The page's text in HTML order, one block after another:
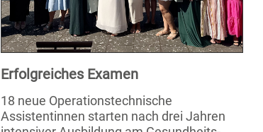
Erfolgreiches Examen
18 neue Operationstechnische
Assistentinnen starten nach drei Jahren